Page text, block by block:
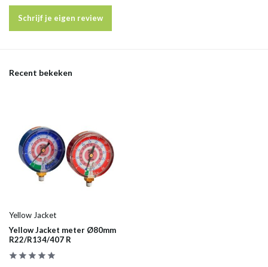
Schrijf je eigen review
Recent bekeken
Yellow Jacket
Yellow Jacket meter Ø80mm
R22/R134/407 R